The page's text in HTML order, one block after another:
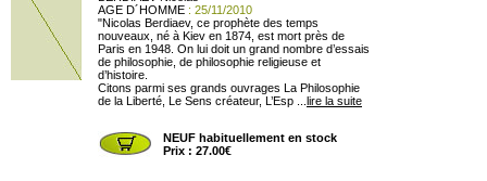
AGE D´HOMME : 25/11/2010
"Nicolas Berdiaev, ce prophète des temps
nouveaux, né à Kiev en 1874, est mort près de
Paris en 1948. On lui doit un grand nombre d’essais
de philosophie, de philosophie religieuse et
d’histoire.
Citons parmi ses grands ouvrages La Philosophie
de la Liberté, Le Sens créateur, L’Esp ... lire la suite
NEUF habituellement en stock
Prix : 27.00€